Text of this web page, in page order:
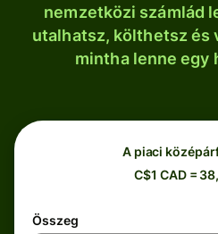
nemzetközi számlád
utalhatsz, költhetsz és
mintha lenne egy
A piaci
C$1 CAD =
Összeg